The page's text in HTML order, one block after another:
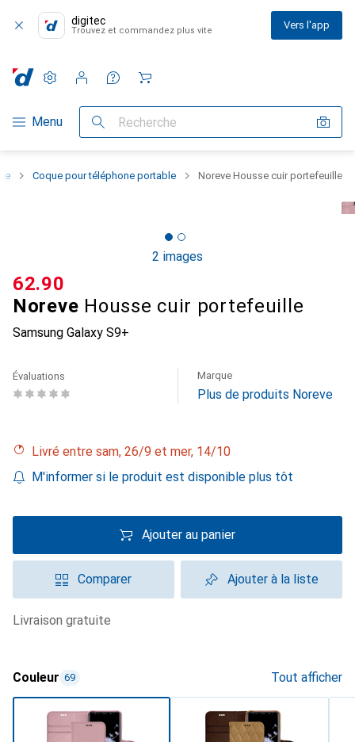
digitec
Trouvez et commandez plus vite Vers l'app
Navigation par catégorie
Menu Recherche
Paramètres
Compte client
Listes de comparaison
Listes d'envies
Panier
Coque pour téléphone portable Noreve Housse cuir portefeuille
2 images
Noreve Housse cuir portefeuille
Samsung Galaxy S9+
CHF
62.90
Évaluations Marque
Plus de produits Noreve
Livré entre sam, 26/9 et mer, 14/10
M'informer si le produit est disponible plus tôt
Ajouter au panier
Comparer Ajouter à la liste
livraison gratuite
Couleur 69 Tout afficher